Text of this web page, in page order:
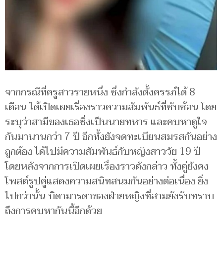
จากกรณีที่ครูสาวรายหนึ่ง ซึ่งกำลังตั้งครรภ์ได้ 8
เดือน ได้เปิดเผยเรื่องราวความสัมพันธ์ที่ซับซ้อน โดย
ระบุว่าสามีของเธอซึ่งเป็นนายทหาร และคบหาดูใจ
กันมานานกว่า 7 ปี อีกทั้งยังจดทะเบียนสมรสกันอย่าง
ถูกต้อง ได้ไปมีความสัมพันธ์กับหญิงสาววัย 19 ปี
โดยหลังจากการเปิดเผยเรื่องราวดังกล่าว ทั้งคู่ยังคง
โพสต์รูปคู่แสดงความสนิทสนมกันอย่างต่อเนื่อง ยิ่ง
ไปกว่านั้น บิดามารดาของฝ่ายหญิงที่สามยังรับทราบ
ถึงการคบหากันนี้อีกด้วย